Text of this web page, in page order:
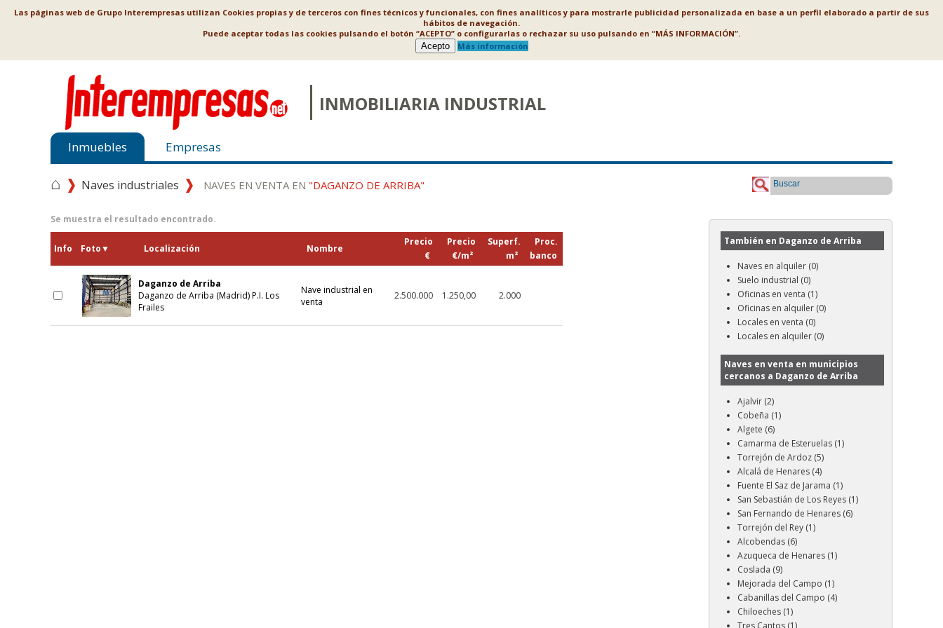
Las páginas web de Grupo Interempresas utilizan Cookies propias y de terceros con fines técnicos y funcionales, con fines analíticos y para mostrarle publicidad personalizada en base a un perfil elaborado a partir de sus
hábitos de navegación.
Puede aceptar todas las cookies pulsando el botón “ACEPTO” o configurarlas o rechazar su uso pulsando en “MÁS INFORMACIÓN”.
Acepto
Más información
INMOBILIARIA INDUSTRIAL
Inmuebles Empresas
⌂ Naves industriales NAVES EN VENTA EN "DAGANZO DE ARRIBA" Buscar
Se muestra el resultado encontrado.
Info Foto▼ Localización Nombre
Precio
€
Precio
€/m²
Superf.
m²
Proc.
banco
Daganzo de Arriba
Daganzo de Arriba (Madrid) P.I. Los
Frailes
Nave industrial en
venta
2.500.000 1.250,00 2.000
También en Daganzo de Arriba
Naves en alquiler (0)
Suelo industrial (0)
Oficinas en venta (1)
Oficinas en alquiler (0)
Locales en venta (0)
Locales en alquiler (0)
Naves en venta en municipios
cercanos a Daganzo de Arriba
Ajalvir (2)
Cobeña (1)
Algete (6)
Camarma de Esteruelas (1)
Torrejón de Ardoz (5)
Alcalá de Henares (4)
Fuente El Saz de Jarama (1)
San Sebastián de Los Reyes (1)
San Fernando de Henares (6)
Torrejón del Rey (1)
Alcobendas (6)
Azuqueca de Henares (1)
Coslada (9)
Mejorada del Campo (1)
Cabanillas del Campo (4)
Chiloeches (1)
Tres Cantos (1)